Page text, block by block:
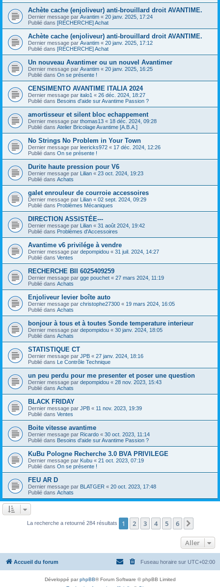
Achète cache (enjoliveur) anti-brouillard droit AVANTIME.
Dernier message par Avantim « 20 janv. 2025, 17:24
Publié dans [RECHERCHE] Achat
Achète cache (enjoliveur) anti-brouillard droit AVANTIME.
Dernier message par Avantim « 20 janv. 2025, 17:12
Publié dans [RECHERCHE] Achat
Un nouveau Avantimer ou un nouvel Avantimer
Dernier message par Avantim « 20 janv. 2025, 16:25
Publié dans On se présente !
CENSIMENTO AVANTIME ITALIA 2024
Dernier message par italo1 « 26 déc. 2024, 18:27
Publié dans Besoins d'aide sur Avantime Passion ?
amortisseur et silent bloc echappement
Dernier message par thomas13 « 18 déc. 2024, 09:28
Publié dans Atelier Bricolage Avantime [A.B.A.]
No Strings No Problem in Your Town
Dernier message par leericks972 « 17 déc. 2024, 12:26
Publié dans On se présente !
Durite haute pression pour V6
Dernier message par Lilian « 23 oct. 2024, 19:23
Publié dans Achats
galet enrouleur de courroie accessoires
Dernier message par Lilian « 02 sept. 2024, 09:29
Publié dans Problèmes Mécaniques
DIRECTION ASSISTÉE---
Dernier message par Lilian « 31 août 2024, 19:42
Publié dans Problèmes d'Accessoires
Avantime v6 privilége à vendre
Dernier message par depompidou « 31 juil. 2024, 14:27
Publié dans Ventes
RECHERCHE BII 6025409259
Dernier message par gge pouchet « 27 mars 2024, 11:19
Publié dans Achats
Enjoliveur levier boîte auto
Dernier message par christophe27300 « 19 mars 2024, 16:05
Publié dans Achats
bonjour à tous et à toutes Sonde temperature interieur
Dernier message par depompidou « 30 janv. 2024, 18:05
Publié dans Achats
STATISTIQUE CT
Dernier message par JPB « 27 janv. 2024, 18:16
Publié dans Le Contrôle Technique
un peu perdu pour me presenter et poser une question
Dernier message par depompidou « 28 nov. 2023, 15:43
Publié dans Achats
BLACK FRIDAY
Dernier message par JPB « 11 nov. 2023, 19:39
Publié dans Ventes
Boite vitesse avantime
Dernier message par Ricardo « 30 oct. 2023, 11:14
Publié dans Besoins d'aide sur Avantime Passion ?
KuBu Pologne Recherche 3.0 BVA PRIVILEGE
Dernier message par Kubu « 21 oct. 2023, 07:19
Publié dans On se présente !
FEU AR D
Dernier message par BLATGER « 20 oct. 2023, 17:48
Publié dans Achats
La recherche a retourné 284 résultats 1 2 3 4 5 6
Aller
Accueil du forum Fuseau horaire sur UTC+02:00
Développé parphpBB® Forum Software © phpBB Limited